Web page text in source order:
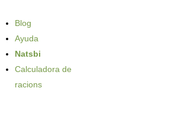
Blog
Ayuda
Natsbi
Calculadora de
racions